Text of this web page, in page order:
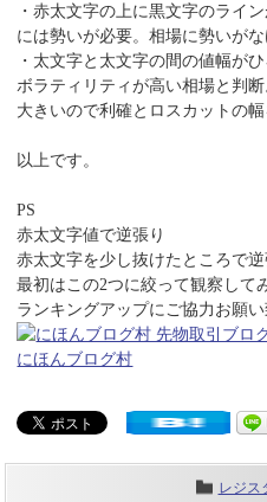
・赤太文字の上に黒文字のライ
には勢いが必要。相場に勢いが
・太文字と太文字の間の値幅が
ボラティリティが高い相場と判
大きいので利確とロスカットの
以上です。
PS
赤太文字値で逆張り
赤太文字を少し抜けたところで逆
最初はこの2つに絞って観察して
ランキングアップにご協力お願
にほんブログ村
レジス